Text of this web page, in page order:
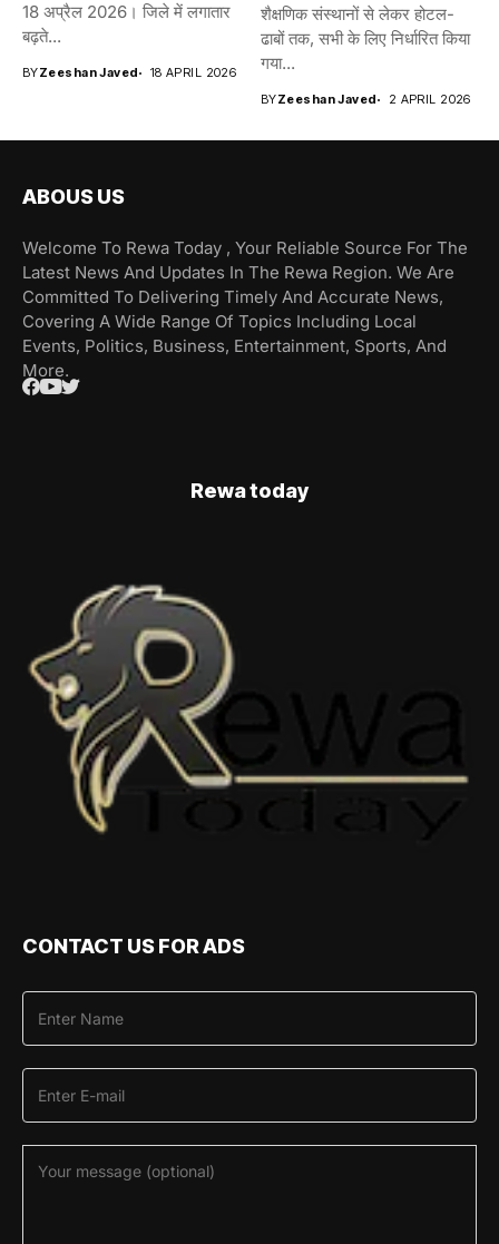
18 अप्रैल 2026। जिले में लगातार
बढ़ते...
BYZeeshan Javed 18 APRIL 2026
शैक्षणिक संस्थानों से लेकर होटल-
ढाबों तक, सभी के लिए निर्धारित किया
गया...
BYZeeshan Javed 2 APRIL 2026
ABOUS US
Welcome To Rewa Today , Your Reliable Source For The
Latest News And Updates In The Rewa Region. We Are
Committed To Delivering Timely And Accurate News,
Covering A Wide Range Of Topics Including Local
Events, Politics, Business, Entertainment, Sports, And
More.
Rewa today
CONTACT US FOR ADS